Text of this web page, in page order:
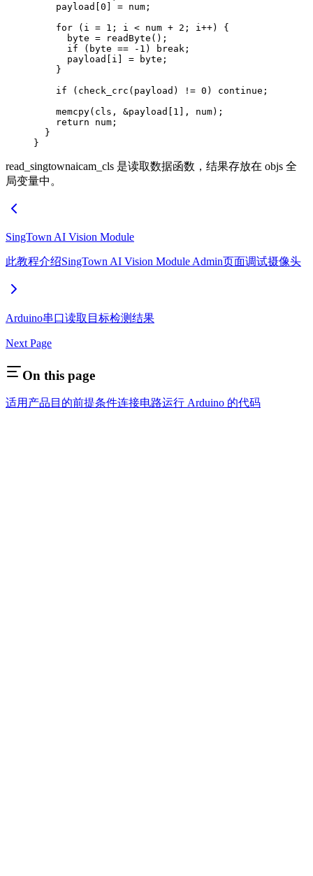
    payload[
0 = num;
    for
(i = 1 ; i < num + 2 ; i ++) {
      byte
= readByte ();
      if
(byte == - 1 ) break ;
      payload[i]
= byte;
    }
    if
( check_crc (payload) != 0 ) continue ;
    memcpy
(cls, &payload[ 1
], num);
    return
num;
  }
}
read_singtownaicam_cls 是读取数据函数，结果存放在 objs 全
局变量中。
SingTown AI Vision Module
此教程介绍SingTown AI Vision Module Admin页面调试摄像头
Arduino串口读取目标检测结果
Next Page
On this page
适用产品 目的前提条件连接电路运行 Arduino 的代码